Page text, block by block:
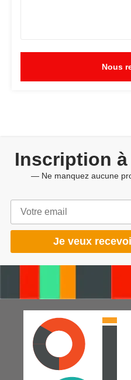
Nous
Inscription
— Ne manquez aucune